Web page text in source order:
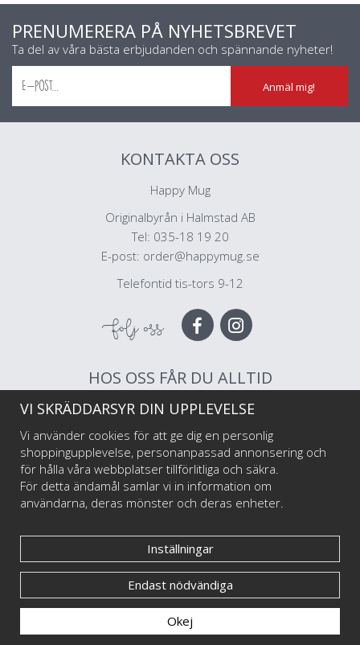
PRENUMERERA PÅ NYHETSBREVET
Ta del av våra bästa erbjudanden och spännande nyheter!
Anmäl mig!
KONTAKTA OSS
Happy Mug
Originalbyrån i Halmstad AB
Tel: 035-18 19 20
E-post: order@happymug.se
Telefontid tis-tors 9-12
Följ oss
HOS OSS FÅR DU ALLTID
Muggar av högsta kvalitet
Snabb leverans
Trygg betalning
Välkommen till Happy Mug som är Sveriges första och största muggtryckeri av
emaljmuggar till privatpersoner och företag, illustratörer och konstnärer. Vi
© Happy Mug 2025
VI SKRÄDDARSYR DIN UPPLEVELSE
Vi använder cookies för att ge dig en personlig
shoppingupplevelse, personanpassad annonsering och
för hålla våra webbplatser tillförlitliga och säkra.
För detta ändamål samlar vi in information om
användarna, deras mönster och deras enheter.
Inställningar
Endast nödvändiga
Okej